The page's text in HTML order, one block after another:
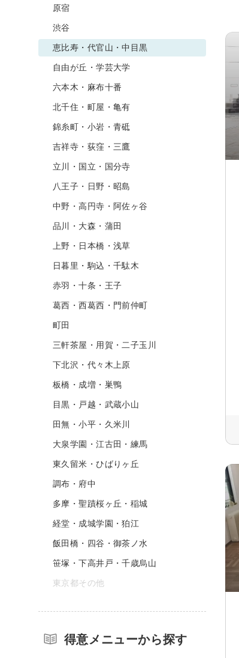
原宿
渋谷
恵比寿・代官山・中目黒
自由が丘・学芸大学
六本木・麻布十番
北千住・町屋・亀有
錦糸町・小岩・青砥
吉祥寺・荻窪・三鷹
立川・国立・国分寺
八王子・日野・昭島
中野・高円寺・阿佐ヶ谷
品川・大森・蒲田
上野・日本橋・浅草
日暮里・駒込・千駄木
赤羽・十条・王子
葛西・西葛西・門前仲町
町田
三軒茶屋・用賀・二子玉川
下北沢・代々木上原
板橋・成増・巣鴨
目黒・戸越・武蔵小山
田無・小平・久米川
大泉学園・江古田・練馬
東久留米・ひばりヶ丘
調布・府中
多摩・聖蹟桜ヶ丘・稲城
経堂・成城学園・狛江
飯田橋・四谷・御茶ノ水
笹塚・下高井戸・千歳烏山
東京都その他
得意メニューから探す